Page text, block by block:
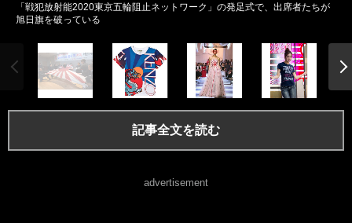
「戦犯放射能2020東京五輪阻止ネットワーク」の発足式で、出席者たちが
旭日旗を破っている
記事全文を読む
advertisement